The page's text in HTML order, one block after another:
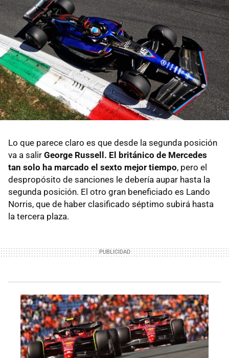
Lo que parece claro es que desde la segunda posición
va a salir George Russell. El británico de Mercedes
tan solo ha marcado el sexto mejor tiempo, pero el
despropósito de sanciones le debería aupar hasta la
segunda posición. El otro gran beneficiado es Lando
Norris, que de haber clasificado séptimo subirá hasta
la tercera plaza.